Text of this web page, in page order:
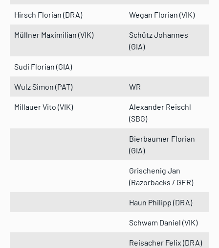
Hirsch Florian (DRA) Wegan Florian (VIK)
Müllner Maximilian (VIK)
Schütz Johannes
(GIA)
Sudi Florian (GIA)
Wulz Simon (PAT) WR
Millauer Vito (VIK)
Alexander Reischl
(SBG)
Bierbaumer Florian
(GIA)
Grischenig Jan
(Razorbacks / GER)
Haun Philipp (DRA)
Schwam Daniel (VIK)
Reisacher Felix (DRA)